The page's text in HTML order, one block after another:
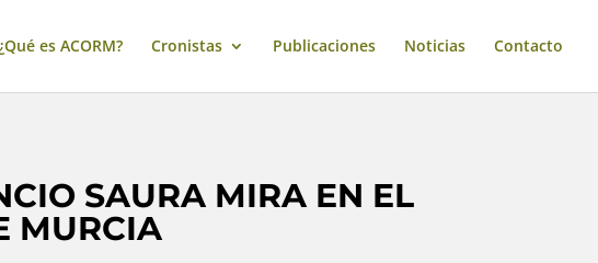
es ACORM? Cronistas Publicaciones Noticias Contacto
SAURA MIRA EN EL
MURCIA